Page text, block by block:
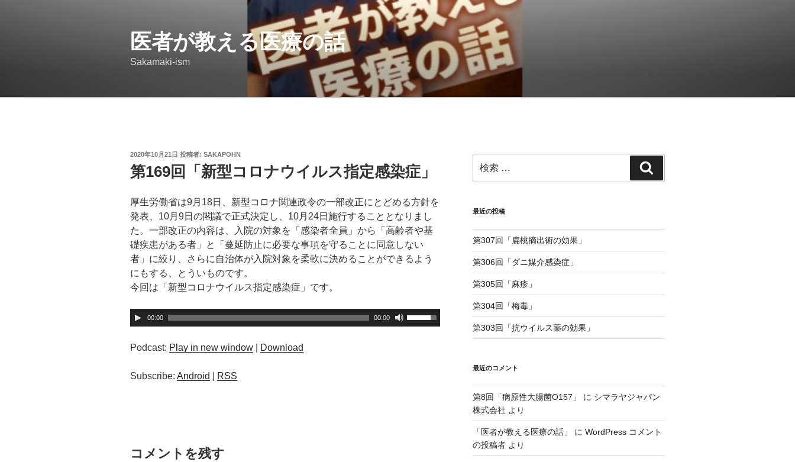
医者が教える医療の話
Sakamaki-ism
投
稿
日:
2020年10月21日 投稿者: SAKAPOHN
第169回「新型コロナウイルス指定感染症」
厚生労働省は9月18日、新型コロナ関連政令の一部改正にとどめる方針を
発表、10月9日の閣議で正式決定し、10月24日施行することとなりまし
た。一部改正の内容は、入院の対象を「感染者全員」から「高齢者や基
礎疾患がある者」と「蔓延防止に必要な事項を守ることに同意しない
者」に絞り、さらに自治体が入院対象を柔軟に決めることができるよう
にもする、とういものです。
今回は「新型コロナウイルス指定感染症」です。
音
声
プ
ー
00:00 00:00
ボ
リ
Podcast: Play in new window Download
Subscribe: Android RSS
コメントを残す
索:
索
最近の投稿
第307回「扁桃摘出術の効果」
第306回「ダニ媒介感染症」
第305回「麻疹」
第304回「梅毒」
第303回「抗ウイルス薬の効果」
最近のコメント
第8回「病原性大腸菌O157」 に シマラヤジャパン
株式会社 より
「医者が教える医療の話」 に WordPress コメント
の投稿者より